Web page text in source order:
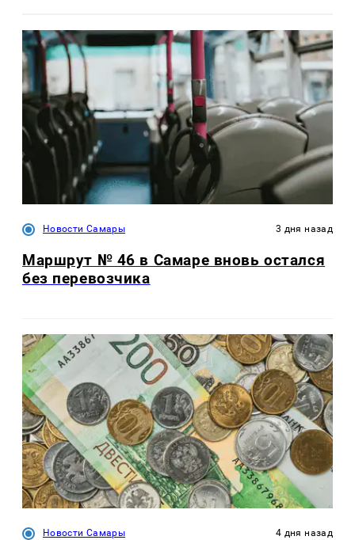
Новости Самары 3 дня назад
Маршрут № 46 в Самаре вновь остался
без перевозчика
Новости Самары 4 дня назад